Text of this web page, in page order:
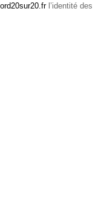
l’identité des